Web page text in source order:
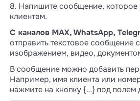
8. Напишите сообщение, которое
клиентам.
С каналов MAX, WhatsApp,
отправить текстовое сообщение
изображением, видео,
В сообщение можно добавить
Например, имя клиента или
нажмите на кнопку {...} под